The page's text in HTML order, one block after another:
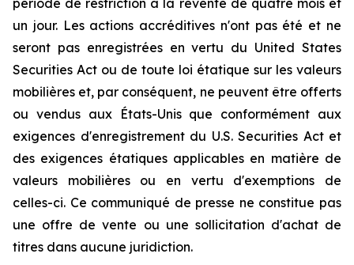
période de restriction à la revente de quatre mois et
un jour. Les actions accréditives n'ont pas été et ne
seront pas enregistrées en vertu du United States
Securities Act ou de toute loi étatique sur les valeurs
mobilières et, par conséquent, ne peuvent être offerts
ou vendus aux États-Unis que conformément aux
exigences d'enregistrement du U.S. Securities Actet
des exigences étatiques applicables en matière de
valeurs mobilières ou en vertu d'exemptions de
celles-ci. Ce communiqué de presse ne constitue pas
une offre de vente ou une sollicitation d'achat de
titres dans aucune juridiction.